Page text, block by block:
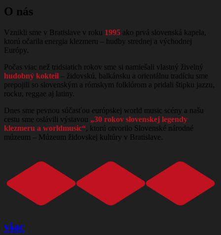
O nás
Vznikli sme v Bratislave v roku 1995 ako prvá slovenská kapela,
ktorú očarila energia klezmeru – hudby strednej a východnej
Európy.
Počas viac než tridsiatich rokov sme si namiešali vlastný živelný
hudobný kokteil – židovskú, balkánsku a orientálnu tradíciu sme
prepojili so slovenským a rómskym folklórom a pridali štipku jazzu,
rocku, reggae aj latiny.
Dnes sme pevnou súčasťou európskej world music scény a našu
cestu sme oslávili výstavou „30 rokov slovenskej legendy
klezmeru a worldmusic“, ktorú otvorilo Slovenské národné
múzeum – Múzeum židovskej kultúry v Bratislave.
viac